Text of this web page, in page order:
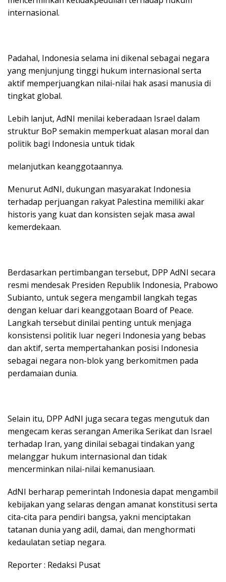
internasional.
Padahal, Indonesia selama ini dikenal sebagai negara
yang menjunjung tinggi hukum internasional serta
aktif memperjuangkan nilai-nilai hak asasi manusia di
tingkat global.
Lebih lanjut, AdNI menilai keberadaan Israel dalam
struktur BoP semakin memperkuat alasan moral dan
politik bagi Indonesia untuk tidak
melanjutkan keanggotaannya.
Menurut AdNI, dukungan masyarakat Indonesia
terhadap perjuangan rakyat Palestina memiliki akar
historis yang kuat dan konsisten sejak masa awal
kemerdekaan.
Berdasarkan pertimbangan tersebut, DPP AdNI secara
resmi mendesak Presiden Republik Indonesia, Prabowo
Subianto, untuk segera mengambil langkah tegas
dengan keluar dari keanggotaan Board of Peace.
Langkah tersebut dinilai penting untuk menjaga
konsistensi politik luar negeri Indonesia yang bebas
dan aktif, serta mempertahankan posisi Indonesia
sebagai negara non-blok yang berkomitmen pada
perdamaian dunia.
Selain itu, DPP AdNI juga secara tegas mengutuk dan
mengecam keras serangan Amerika Serikat dan Israel
terhadap Iran, yang dinilai sebagai tindakan yang
melanggar hukum internasional dan tidak
mencerminkan nilai-nilai kemanusiaan.
AdNI berharap pemerintah Indonesia dapat mengambil
kebijakan yang selaras dengan amanat konstitusi serta
cita-cita para pendiri bangsa, yakni menciptakan
tatanan dunia yang adil, damai, dan menghormati
kedaulatan setiap negara.
Reporter : Redaksi Pusat